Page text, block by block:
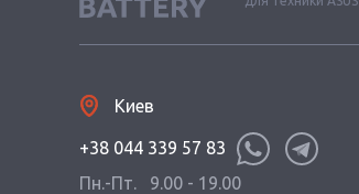
Киев
+38 044 339 57 83
Пн.-Пт.
9.00 - 19.00